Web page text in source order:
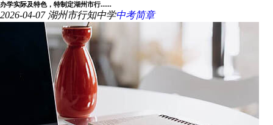
办学实际及特色，特制定湖州市行......
2026-04-07 湖州市行知中学中考简章